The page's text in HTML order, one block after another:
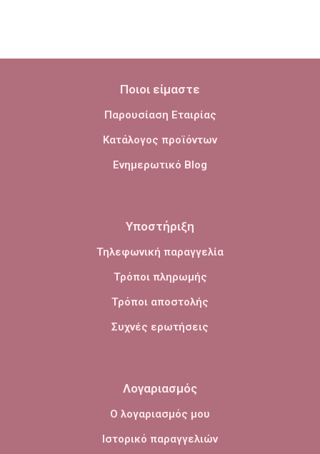
Ποιοι είμαστε
Παρουσίαση Εταιρίας
Κατάλογος προϊόντων
Ενημερωτικό Blog
Υποστήριξη
Τηλεφωνική παραγγελία
Τρόποι πληρωμής
Τρόποι αποστολής
Συχνές ερωτήσεις
Λογαριασμός
Ο λογαριασμός μου
Ιστορικό παραγγελιών